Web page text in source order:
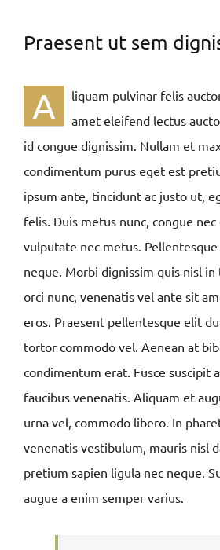
Praesent ut sem
A
liquam pulvinar felis
amet eleifend lectus
id congue dignissim. Nullam et
condimentum purus eget est
ipsum ante, tincidunt ac justo ut,
felis. Duis metus nunc, congue
vulputate nec metus.
neque. Morbi dignissim quis nisl
orci nunc, venenatis vel ante sit
eros. Praesent pellentesque elit
tortor commodo vel. Aenean at
condimentum erat. Fusce suscipit
faucibus venenatis. Aliquam et
urna vel, commodo libero. In
venenatis vestibulum, mauris nisl
pretium sapien ligula nec neque.
augue a enim semper varius.